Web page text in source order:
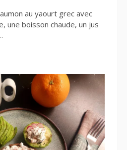
au yaourt grec avec
une boisson chaude, un jus